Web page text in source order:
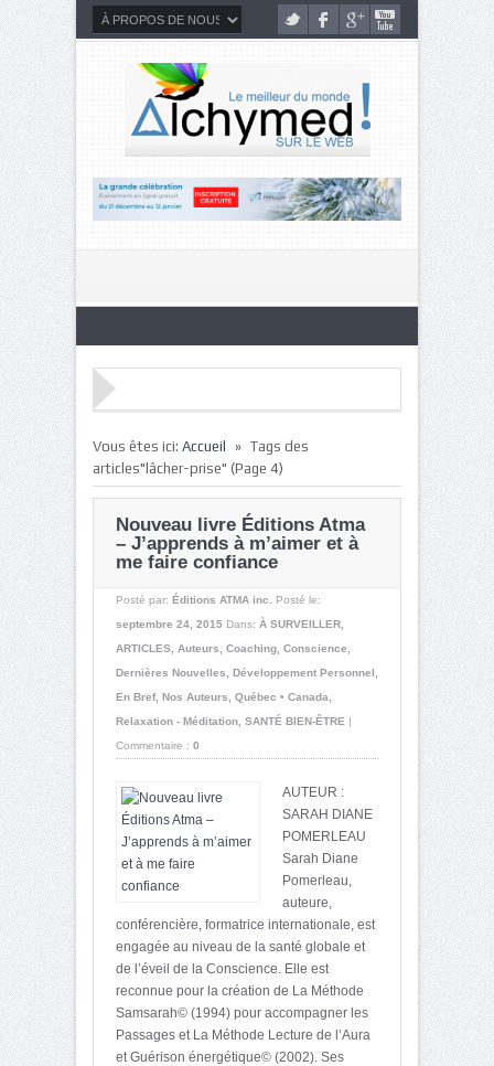
Vous êtes ici: Accueil » Tags des
articles"lâcher-prise" (Page 4)
Nouveau livre Éditions Atma
– J’apprends à m’aimer et à
me faire confiance
Posté par: Éditions ATMA inc.
Posté le:
septembre 24, 2015 Dans: À SURVEILLER
ARTICLES
Auteurs Coaching Conscience
Dernières Nouvelles
Développement Personnel
En Bref, Nos Auteurs Québec • Canada
Relaxation - Méditation SANTÉ BIEN-ÊTRE |
Commentaire : 0
AUTEUR :
SARAH DIANE
POMERLEAU
Sarah Diane
Pomerleau,
auteure,
conférencière, formatrice internationale, est
engagée au niveau de la santé globale et
de l’éveil de la Conscience. Elle est
reconnue pour la création de La Méthode
Samsarah© (1994) pour accompagner les
Passages et La Méthode Lecture de l’Aura
et Guérison énergétique© (2002). Ses